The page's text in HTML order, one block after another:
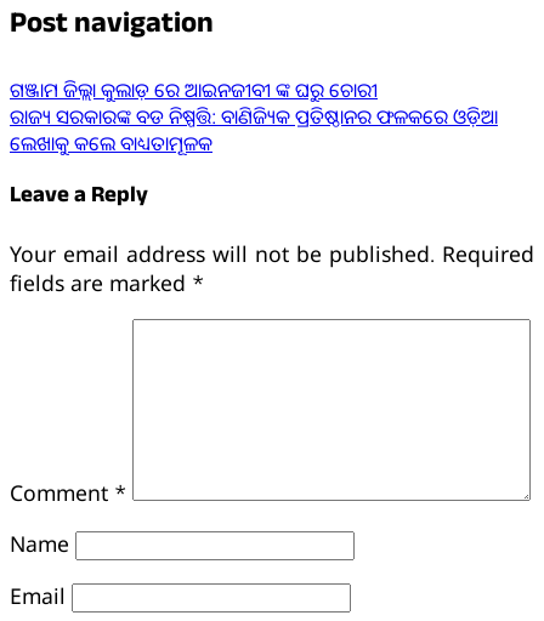
Post navigation
ଗଞ୍ଜାମ ଜିଲ୍ଲା କୁଲାଡ଼ ରେ ଆଇନଜୀବୀ ଙ୍କ ଘରୁ ଚୋରୀ
ରାଜ୍ୟ ସରକାରଙ୍କ ବଡ ନିଷ୍ପତ୍ତି: ବାଣିଜ୍ୟିକ ପ୍ରତିଷ୍ଠାନର ଫଳକରେ ଓଡ଼ିଆ
ଲେଖାକୁ କଲେ ବାଧ୍ୟତାମୂଳକ
Leave a Reply
Your email address will not be published. Required
fields are marked *
Comment *
Name
Email